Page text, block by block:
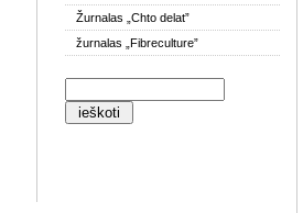
Žurnalas „Chto delat”
žurnalas „Fibreculture”